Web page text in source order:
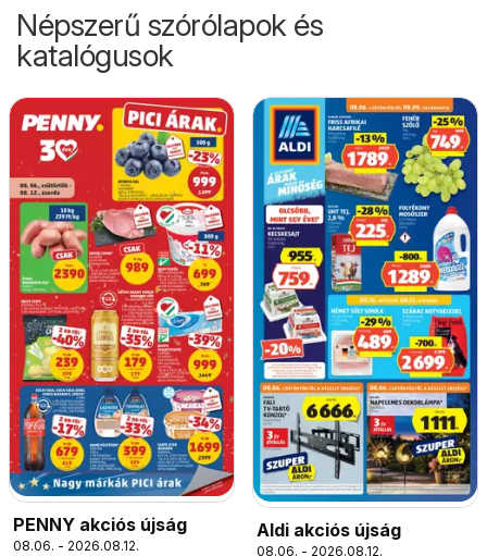
Népszerű szórólapok és
katalógusok
PENNY akciós újság
08.06. - 2026.08.12.
Aldi akciós újság
08.06. - 2026.08.12.